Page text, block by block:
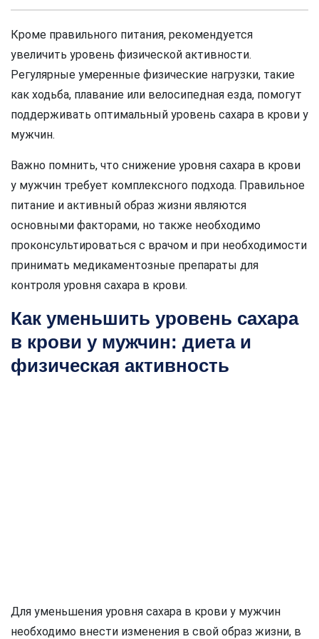
Кроме правильного питания, рекомендуется
увеличить уровень физической активности.
Регулярные умеренные физические нагрузки, такие
как ходьба, плавание или велосипедная езда, помогут
поддерживать оптимальный уровень сахара в крови у
мужчин.
Важно помнить, что снижение уровня сахара в крови
у мужчин требует комплексного подхода. Правильное
питание и активный образ жизни являются
основными факторами, но также необходимо
проконсультироваться с врачом и при необходимости
принимать медикаментозные препараты для
контроля уровня сахара в крови.
Как уменьшить уровень сахара
в крови у мужчин: диета и
физическая активность
Для уменьшения уровня сахара в крови у мужчин
необходимо внести изменения в свой образ жизни, в